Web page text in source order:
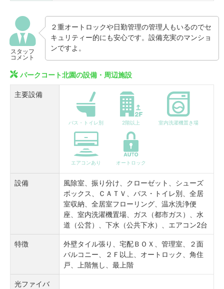
スタッフ
コメント
２重オートロックや日勤管理の管理人もいるのでセ
キュリティー的にも安心です。設備充実のマンショ
ンですよ。
パークコート北園の設備・周辺施設
主要設備
バス・トイレ別 2階以上 室内洗濯機置き場
エアコンあり オートロック
設備
風除室、振り分け、クローゼット、シューズ
ボックス、ＣＡＴＶ、バス・トイレ別、全居
室収納、全居室フローリング、温水洗浄便
座、室内洗濯機置場、ガス（都市ガス）、水
道（公営）、下水（公共下水）、エアコン2台
特徴
外壁タイル張り、宅配ＢＯＸ、管理室、２面
バルコニー、２Ｆ以上、オートロック、角住
戸、上階無し、最上階
光ファイバ